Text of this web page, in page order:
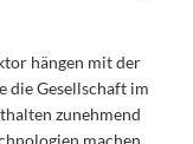
hängen mit der
die Gesellschaft im
zunehmend
machen